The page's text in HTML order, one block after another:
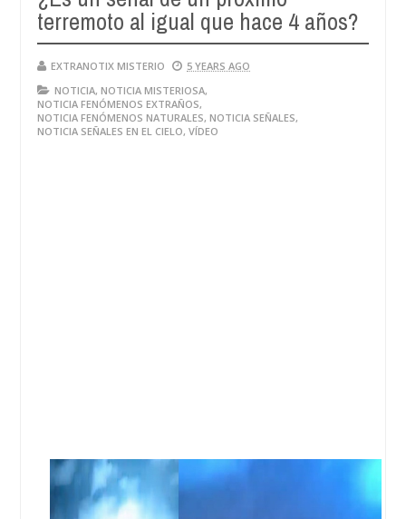
terremoto al igual que hace 4 años?
EXTRANOTIX MISTERIO
5 YEARS AGO
NOTICIA, NOTICIA MISTERIOSA,
NOTICIA FENÓMENOS EXTRAÑOS,
NOTICIA FENÓMENOS NATURALES, NOTICIA SEÑALES,
NOTICIA SEÑALES EN EL CIELO, VÍDEO